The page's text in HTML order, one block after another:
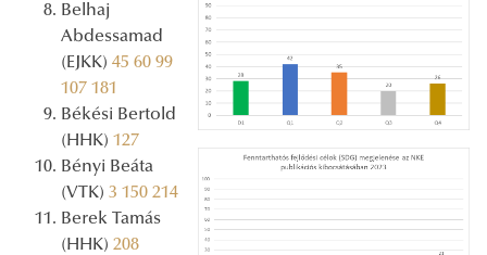
Belhaj
Abdessamad
(EJKK) 45 60 99
107 181
Békési Bertold
(HHK) 127
Bényi Beáta
(VTK) 3 150 214
Berek Tamás
(HHK) 208